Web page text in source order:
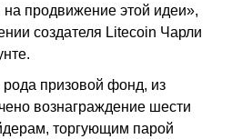
продвижение этой идеи»,
создателя Litecoin Чарли
призовой фонд, из
вознаграждение шести
торгующим парой